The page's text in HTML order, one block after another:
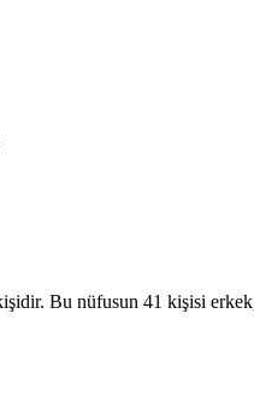
Bu nüfusun 41 kişisi